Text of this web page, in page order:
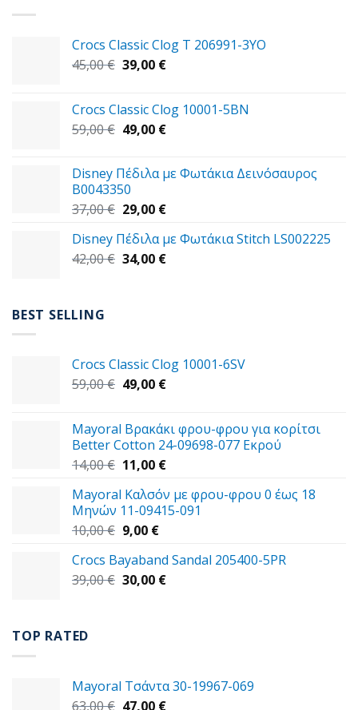
Crocs Classic Clog T 206991-3YΟ
45,00€ Original
45,00 €.
39,00 €Η
είναι:
39,00 €.
Crocs Classic Clog 10001-5BN
59,00€ Original
59,00 €.
49,00 €Η
είναι:
Disney Πέδιλα με Φωτάκια Δεινόσαυρος
B0043350
37,00€ Original
was:
37,00 €.
29,00 €Η
τιμή
είναι:
Disney Πέδιλα με Φωτάκια Stitch LS002225
42,00€ Original
34,00 €Η
BEST SELLING
Crocs Classic Clog 10001-6SV
59,00€ Original
59,00 €.
49,00 €Η
είναι:
49,00 €.
Mayoral Βρακάκι φρου-φρου για κορίτσι
Better Cotton 24-09698-077 Εκρού
14,00€ Original
was:
14,00 €.
11,00 €Η
τιμή
είναι:
Mayoral Καλσόν με φρου-φρου 0 έως 18
Μηνών 11-09415-091
10,00€ Original
was:
10,00 €.
9,00 €Η
τιμή
είναι:
Crocs Bayaband Sandal 205400-5PR
39,00€ Original
30,00 €Η
TOP RATED
Mayoral Τσάντα 30-19967-069
63,00€ Original
47,00 €Η